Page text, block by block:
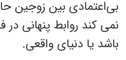
بی‌اعتمادی بین زوجین
نمی کند روابط پنهانی
باشد یا دنیای واقعی.